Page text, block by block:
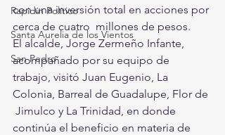
Rapidín Político
Santa Aurelia de los Vientos
San Pedro
con una inversión total en acciones por
cerca de cuatro  millones de pesos.
El alcalde, Jorge Zermeño Infante,
acompañado por su equipo de
trabajo, visitó Juan Eugenio, La
Colonia, Barreal de Guadalupe, Flor de
Jimulco y La Trinidad, en donde
continúa el beneficio en materia de